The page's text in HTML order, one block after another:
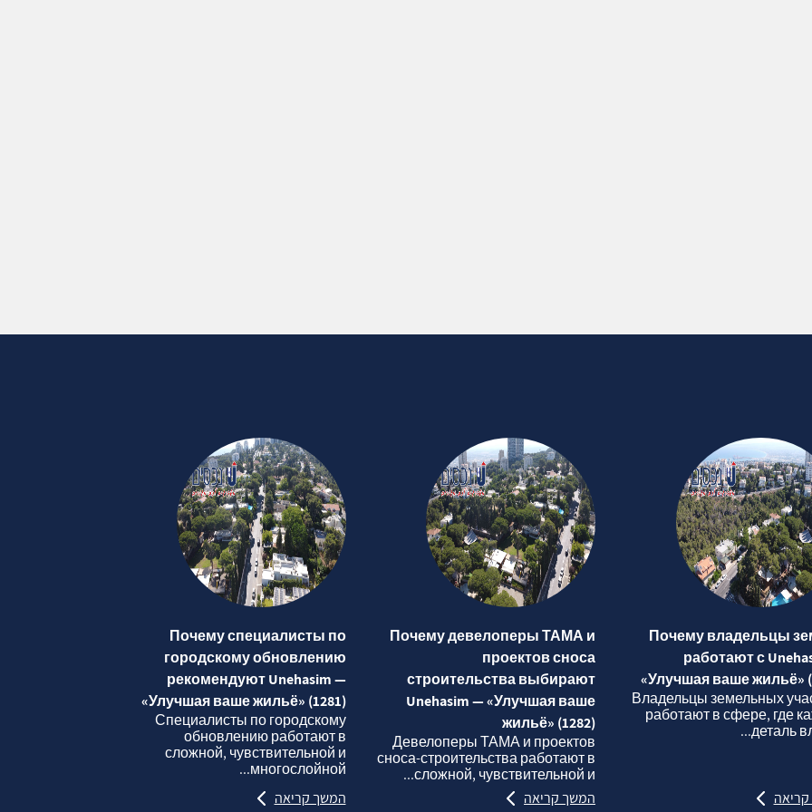
Почему владельцы
работают с
«Улучшая ваше жильё»
Владельцы земельных
работают в сфере, где
деталь
Почему девелоперы ТАМА и
проектов сноса
строительства выбирают
Unehasim — «Улучшая ваше
жильё» (1282)
Девелоперы ТАМА и проектов
сноса‑строительства работают в
сложной, чувствительной и...
המשך קריאה
Почему специалисты по
городскому обновлению
рекомендуют Unehasim —
«Улучшая ваше жильё» (1281)
Специалисты по городскому
обновлению работают в
сложной, чувствительной и
многослойной...
המשך קריאה